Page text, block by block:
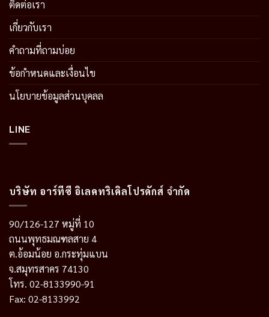
ติดต่อเรา
เกี่ยวกับเรา
คำถามที่ถามบ่อย
ข้อกำหนดและเงื่อนไข
นโยบายข้อมูลส่วนบุคลล
LINE
บริษัท อาร์ทีซี อิเลคทริเคิลโปรดักส์ จำกัด
90/126-127 หมู่ที่ 10
ถนนพุทธมณฑลสาย 4
ต.อ้อมน้อย อ.กระทุ่มแบน
จ.สมุทรสาคร 74130
โทร. 02-8133990-91
Fax: 02-8133992